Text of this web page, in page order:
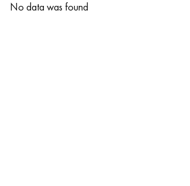
No data was found